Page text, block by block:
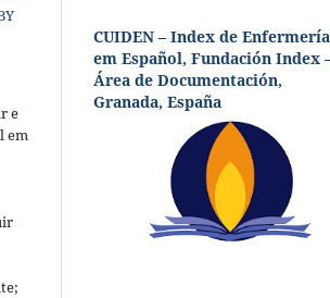
e
em
CUIDEN – Index de Enfermería
em Español, Fundación Index
Área de Documentación,
Granada, España